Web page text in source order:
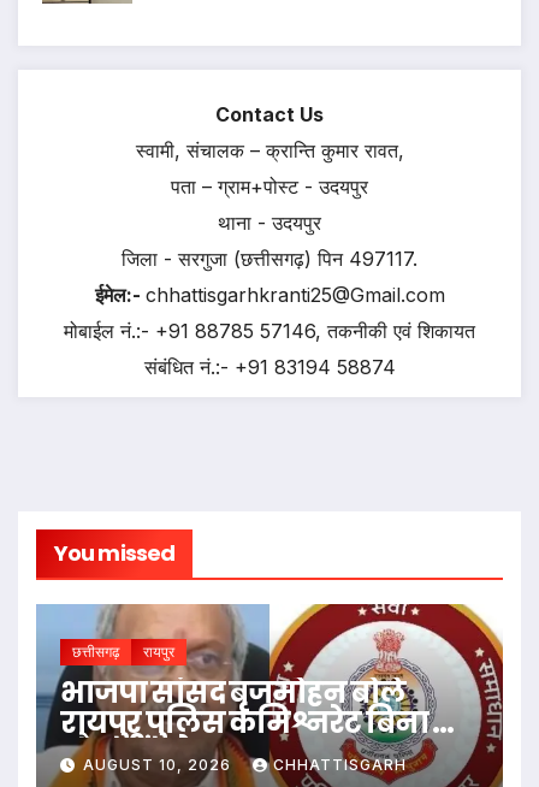
Contact Us
स्वामी, संचालक – क्रान्ति कुमार रावत,
पता – ग्राम+पोस्ट - उदयपुर
थाना - उदयपुर
जिला - सरगुजा (छत्तीसगढ़) पिन 497117.
ईमेल:- chhattisgarhkranti25@Gmail.com
मोबाईल नं.:- +91 88785 57146, तकनीकी एवं शिकायत
संबंधित नं.:- +91 83194 58874
You missed
छत्तीसगढ़ रायपुर
भाजपा सांसद बृजमोहन बोले
रायपुर पुलिस कमिश्नरेट बिना दांत
और सींग के
AUGUST 10, 2026 CHHATTISGARH